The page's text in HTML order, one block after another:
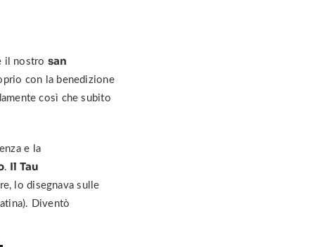
il nostro san
con la benedizione
così che subito
e la
. Il Tau
lo disegnava sulle
Diventò